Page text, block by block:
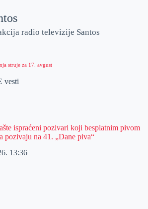
radio televizije Santos
struje za 17. avgust
vesti
ispraćeni pozivari koji besplatnim pivom
pozivaju na 41. „Dane piva“
13:36